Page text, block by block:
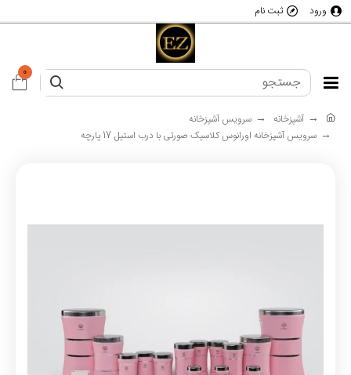
ورود ثبت نام
0
آشپزخانه
سرویس آشپزخانه
سرویس آشپزخانه اورانوس کلاسیک صورتی با درب استیل 17 پارچه